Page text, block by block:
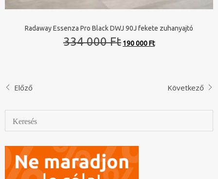
Radaway Essenza Pro Black DWJ 90J fekete zuhanyajtó
334 000 Ftprice
190 000 Ft
price
Előző Következő